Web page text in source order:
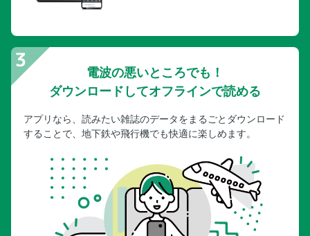
電波の悪いところでも！
ダウンロードしてオフラインで読める
アプリなら、読みたい雑誌のデータをまるごとダウンロード
することで、地下鉄や飛行機でも快適に楽しめます。